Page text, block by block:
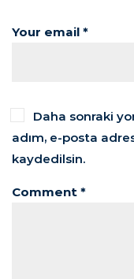
Your email *
Daha sonraki
adım, e-posta
kaydedilsin.
Comment *